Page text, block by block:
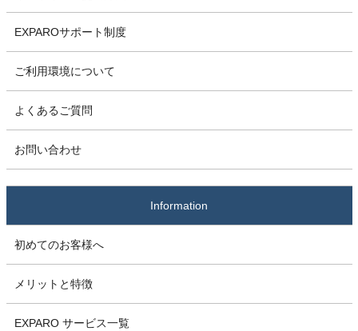
EXPAROサポート制度
ご利用環境について
よくあるご質問
お問い合わせ
Information
初めてのお客様へ
メリットと特徴
EXPARO サービス一覧